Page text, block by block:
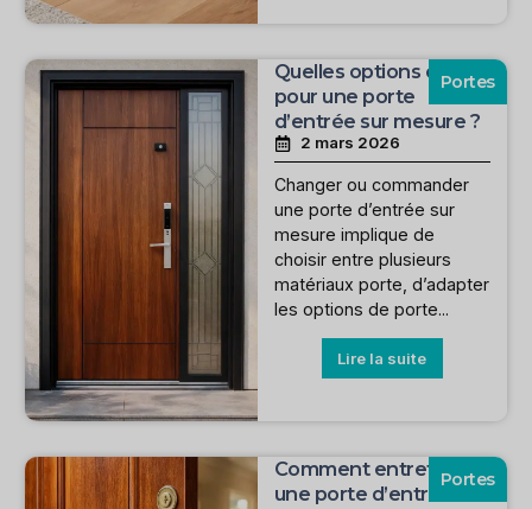
Portes
Quelles options choisir
pour une porte
d’entrée sur mesure ?
2 mars 2026
Changer ou commander
une porte d’entrée sur
mesure implique de
choisir entre plusieurs
matériaux porte, d’adapter
les options de porte...
Lire la suite
Portes
Comment entretenir
une porte d’entrée en